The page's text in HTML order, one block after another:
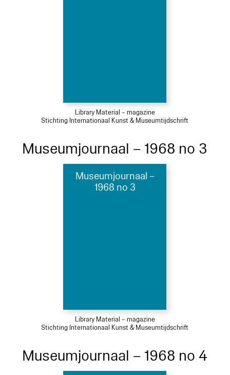
Library Material – magazine
Stichting Internationaal Kunst & Museumtijdschrift
Museumjournaal – 1968 no 3
Museumjournaal –
1968 no 3
Library Material – magazine
Stichting Internationaal Kunst & Museumtijdschrift
Museumjournaal – 1968 no 4